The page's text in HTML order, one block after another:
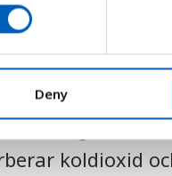
Deny
för att få ved att
stora som
problem,
skogen är
koldioxid